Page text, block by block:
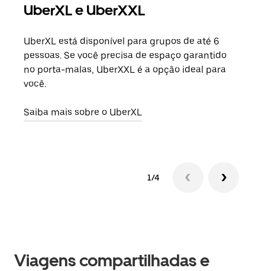
UberXL e UberXXL
UberXL está disponível para grupos de até 6
pessoas. Se você precisa de espaço garantido
no porta-malas, UberXXL é a opção ideal para
você.
Saiba mais sobre o UberXL
1/4
Viagens compartilhadas e